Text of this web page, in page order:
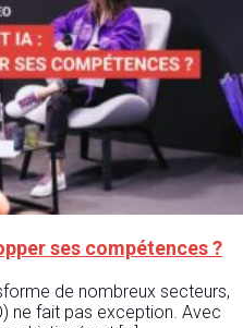
ses compétences ?
de nombreux secteurs,
ne fait pas exception. Avec